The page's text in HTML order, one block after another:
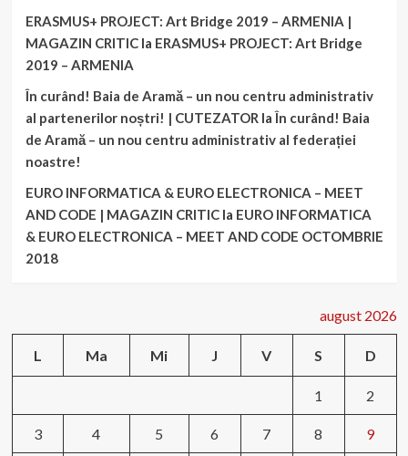
ERASMUS+ PROJECT: Art Bridge 2019 – ARMENIA |
MAGAZIN CRITICla ERASMUS+ PROJECT: Art Bridge
2019 – ARMENIA
În curând! Baia de Aramă – un nou centru administrativ
al partenerilor noștri! | CUTEZATOR laÎn curând! Baia
de Aramă – un nou centru administrativ al federației
noastre!
EURO INFORMATICA & EURO ELECTRONICA – MEET
AND CODE | MAGAZIN CRITICla EURO INFORMATICA
& EURO ELECTRONICA – MEET AND CODE OCTOMBRIE
2018
august 2026
L Ma Mi J V S D
1 2
3 4 5 6 7 8 9